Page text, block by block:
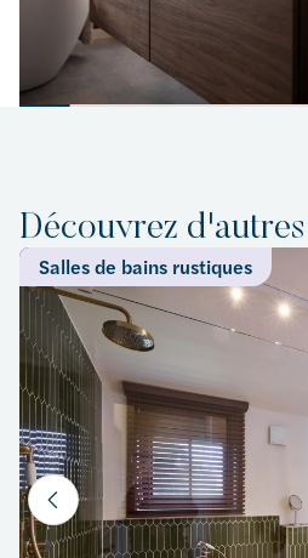
Découvrez
Salles de bains rustiques